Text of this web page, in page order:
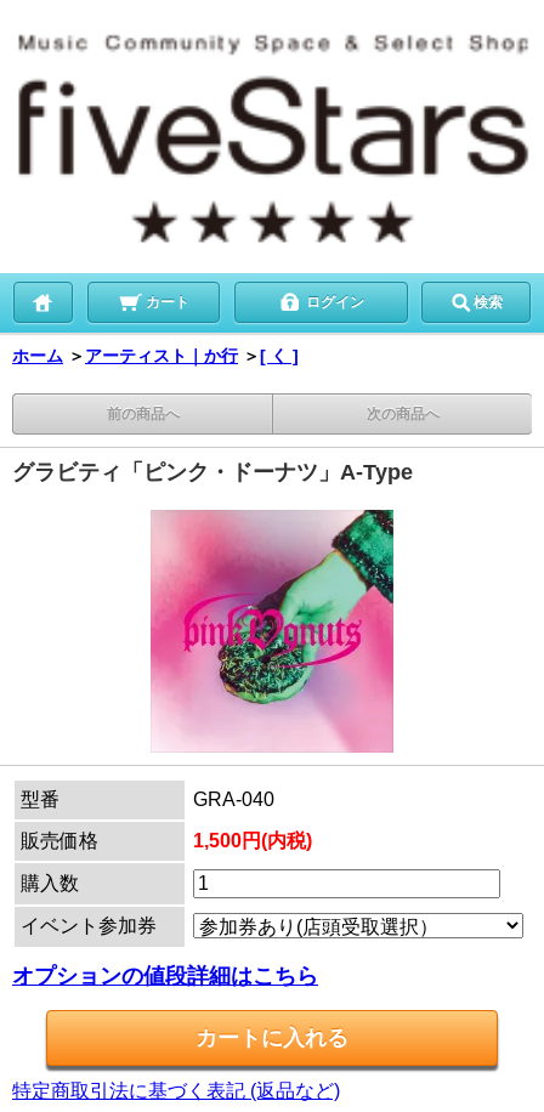
カート ログイン 検索
ホーム ＞ アーティスト｜か行 ＞[ く ]
前の商品へ 次の商品へ
グラビティ「ピンク・ドーナツ」A-Type
型番
GRA-040
販売価格
1,500円(内税)
購入数
イベント参加券
オプションの値段詳細はこちら
特定商取引法に基づく表記 (返品など)